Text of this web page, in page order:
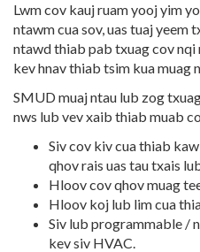
Lwm cov kauj ruam yooj yim
ntawm cua sov, uas tuaj yeem
ntawd thiab pab txuag cov nqi
kev hnav thiab tsim kua muag
SMUD muaj ntau lub zog
nws lub vev xaib thiab muab
Siv cov kiv cua thiab
qhov rais uas tau txais
Hloov cov qhov muag
Hloov koj lub lim cua
Siv lub programmable /
kev siv HVAC.